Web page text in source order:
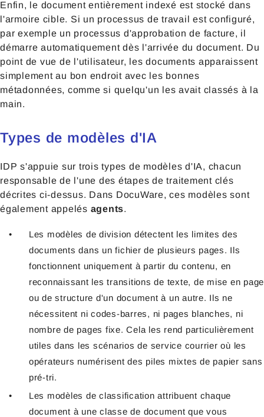
Enfin, le document entièrement indexé est stocké dans
l'armoire cible. Si un processus de travail est configuré,
par exemple un processus d'approbation de facture, il
démarre automatiquement dès l'arrivée du document. Du
point de vue de l'utilisateur, les documents apparaissent
simplement au bon endroit avec les bonnes
métadonnées, comme si quelqu'un les avait classés à la
main.
Types de modèles d'IA
IDP s'appuie sur trois types de modèles d'IA, chacun
responsable de l'une des étapes de traitement clés
décrites ci-dessus. Dans DocuWare, ces modèles sont
également appelés agents.
Les modèles de division détectent les limites des
documents dans un fichier de plusieurs pages. Ils
fonctionnent uniquement à partir du contenu, en
reconnaissant les transitions de texte, de mise en page
ou de structure d'un document à un autre. Ils ne
nécessitent ni codes-barres, ni pages blanches, ni
nombre de pages fixe. Cela les rend particulièrement
utiles dans les scénarios de service courrier où les
opérateurs numérisent des piles mixtes de papier sans
pré-tri.
Les modèles de classification attribuent chaque
document à une classe de document que vous